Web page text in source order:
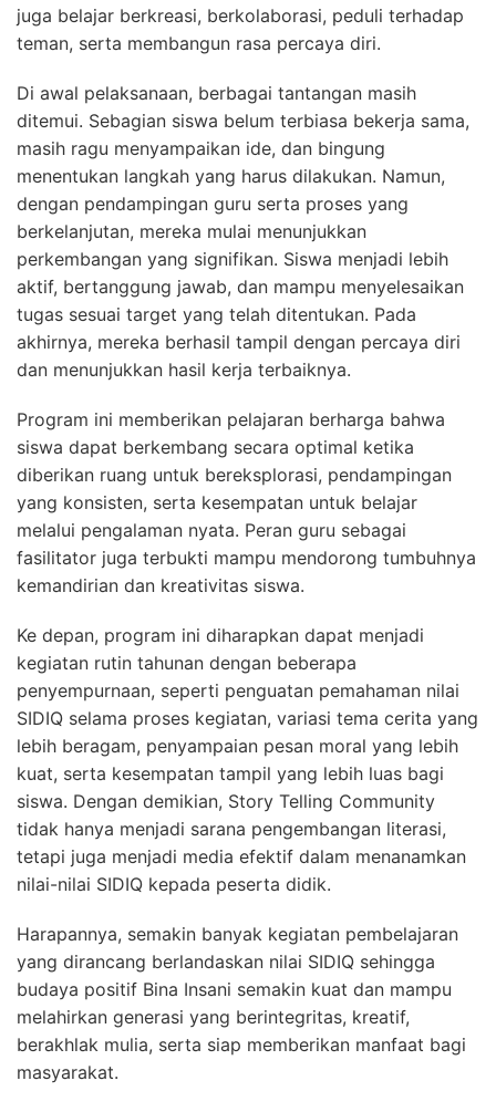
juga belajar berkreasi, berkolaborasi, peduli terhadap
teman, serta membangun rasa percaya diri.
Di awal pelaksanaan, berbagai tantangan masih
ditemui. Sebagian siswa belum terbiasa bekerja sama,
masih ragu menyampaikan ide, dan bingung
menentukan langkah yang harus dilakukan. Namun,
dengan pendampingan guru serta proses yang
berkelanjutan, mereka mulai menunjukkan
perkembangan yang signifikan. Siswa menjadi lebih
aktif, bertanggung jawab, dan mampu menyelesaikan
tugas sesuai target yang telah ditentukan. Pada
akhirnya, mereka berhasil tampil dengan percaya diri
dan menunjukkan hasil kerja terbaiknya.
Program ini memberikan pelajaran berharga bahwa
siswa dapat berkembang secara optimal ketika
diberikan ruang untuk bereksplorasi, pendampingan
yang konsisten, serta kesempatan untuk belajar
melalui pengalaman nyata. Peran guru sebagai
fasilitator juga terbukti mampu mendorong tumbuhnya
kemandirian dan kreativitas siswa.
Ke depan, program ini diharapkan dapat menjadi
kegiatan rutin tahunan dengan beberapa
penyempurnaan, seperti penguatan pemahaman nilai
SIDIQ selama proses kegiatan, variasi tema cerita yang
lebih beragam, penyampaian pesan moral yang lebih
kuat, serta kesempatan tampil yang lebih luas bagi
siswa. Dengan demikian, Story Telling Community
tidak hanya menjadi sarana pengembangan literasi,
tetapi juga menjadi media efektif dalam menanamkan
nilai-nilai SIDIQ kepada peserta didik.
Harapannya, semakin banyak kegiatan pembelajaran
yang dirancang berlandaskan nilai SIDIQ sehingga
budaya positif Bina Insani semakin kuat dan mampu
melahirkan generasi yang berintegritas, kreatif,
berakhlak mulia, serta siap memberikan manfaat bagi
masyarakat.